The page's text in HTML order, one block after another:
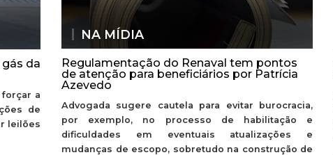
da
a
de
leilões
NA MÍDIA
Regulamentação do Renaval tem pontos
de atenção para beneficiários por Patrícia
Azevedo
Advogada sugere cautela para evitar burocracia,
por exemplo, no processo de habilitação e
dificuldades em eventuais atualizações e
mudanças de escopo, sobretudo na construção de